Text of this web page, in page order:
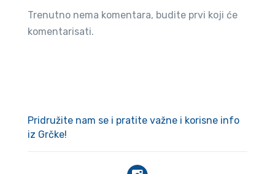
Trenutno nema komentara, budite prvi koji će
komentarisati.
Pridružite nam se i pratite važne i korisne info
iz Grčke!